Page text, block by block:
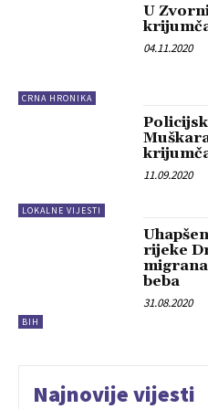
CRNA HRONIKA
U
04.11.2020
LOKALNE VIJESTI
11.09.2020
BIH
rijeke
beba
31.08.2020
Najnovije vijesti